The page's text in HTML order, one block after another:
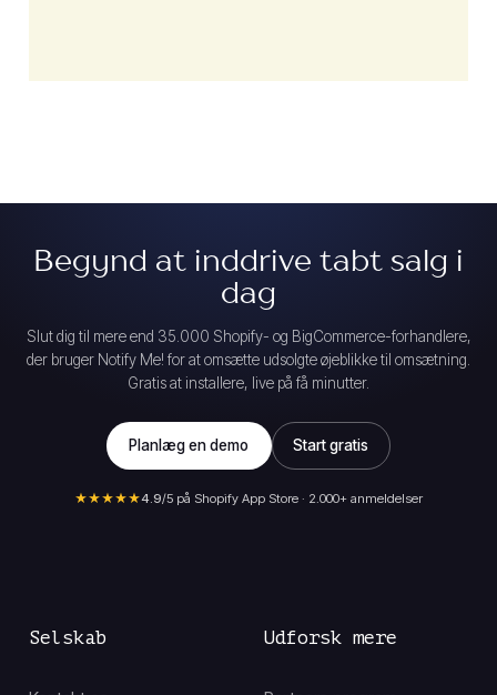
Begynd at inddrive tabt salg i
dag
Slut dig til mere end 35.000 Shopify- og BigCommerce-forhandlere,
der bruger Notify Me! for at omsætte udsolgte øjeblikke til omsætning.
Gratis at installere, live på få minutter.
Planlæg en demo Start gratis
★★★★★4.9/5 på Shopify App Store · 2.000+ anmeldelser
Selskab Udforsk mere